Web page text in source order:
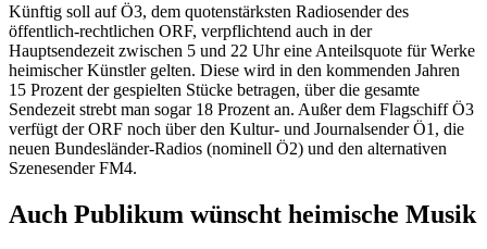
Künftig soll auf Ö3, dem quotenstärksten Radiosender des
öffentlich-rechtlichen ORF, verpflichtend auch in der
Hauptsendezeit zwischen 5 und 22 Uhr eine Anteilsquote für Werke
heimischer Künstler gelten. Diese wird in den kommenden Jahren
15 Prozent der gespielten Stücke betragen, über die gesamte
Sendezeit strebt man sogar 18 Prozent an. Außer dem Flagschiff Ö3
verfügt der ORF noch über den Kultur- und Journalsender Ö1, die
neuen Bundesländer-Radios (nominell Ö2) und den alternativen
Szenesender FM4.
Auch Publikum wünscht heimische Musik